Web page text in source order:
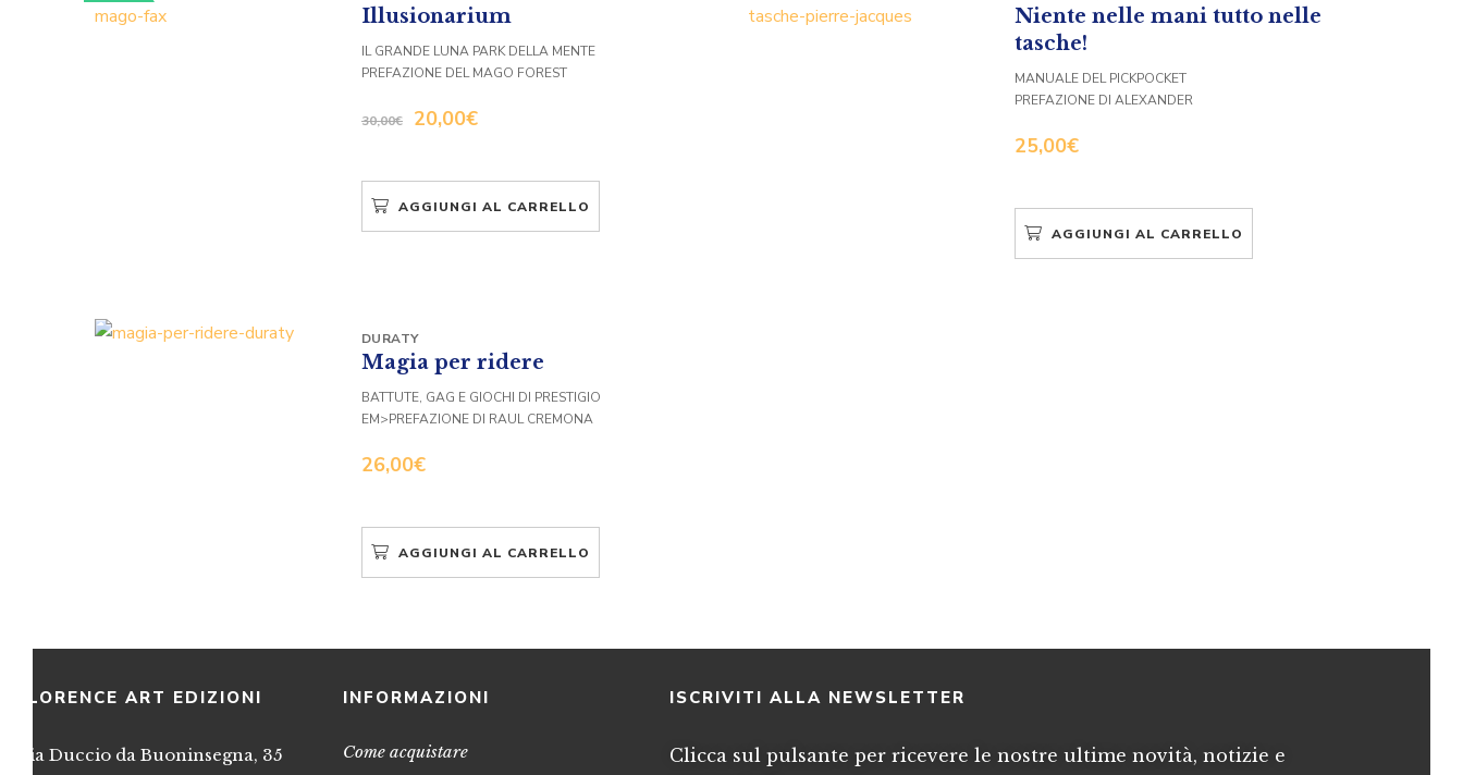
Illusionarium
30,00€ 20,00€
IL GRANDE LUNA PARK DELLA MENTE
PREFAZIONE DEL MAGO FOREST
AGGIUNGI AL CARRELLO
Niente nelle mani tutto nelle
tasche!
25,00€
MANUALE DEL PICKPOCKET
PREFAZIONE DI ALEXANDER
AGGIUNGI AL CARRELLO
Magia per ridere
26,00€
DURATY
BATTUTE, GAG E GIOCHI DI PRESTIGIO
EM>PREFAZIONE DI RAUL CREMONA
AGGIUNGI AL CARRELLO
FLORENCE ART EDIZIONI
Via Duccio da Buoninsegna, 35
INFORMAZIONI
Come acquistare
ISCRIVITI ALLA NEWSLETTER
Clicca sul pulsante per ricevere le nostre ultime novità, notizie e